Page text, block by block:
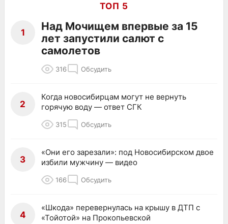
ТОП 5
1
Над Мочищем впервые за 15
лет запустили салют с
самолетов
316 Обсудить
2
Когда новосибирцам могут не вернуть
горячую воду — ответ СГК
315 Обсудить
3
«Они его зарезали»: под Новосибирском двое
избили мужчину — видео
166 Обсудить
4
«Шкода» перевернулась на крышу в ДТП с
«Тойотой» на Прокопьевской